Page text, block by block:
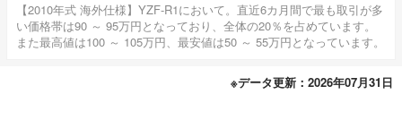
【2010年式 海外仕様】YZF-R1において。直近6カ月間で最も取引が多
い価格帯は90 ～ 95万円となっており、全体の20％を占めています。
また最高値は100 ～ 105万円、最安値は50 ～ 55万円となっています。
※データ更新：2026年07月31日